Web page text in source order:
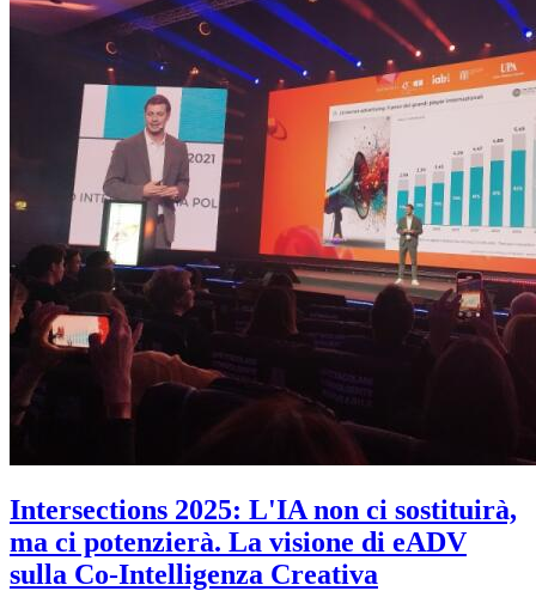
Intersections 2025: L'IA non ci sostituirà,
ma ci potenzierà. La visione di eADV
sulla Co-Intelligenza Creativa